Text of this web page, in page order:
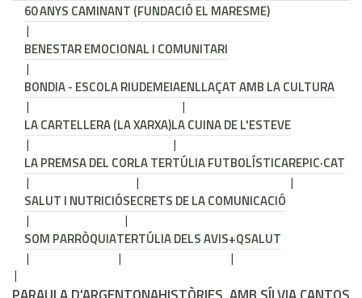
60 ANYS CAMINANT (FUNDACIÓ EL MARESME)
BENESTAR EMOCIONAL I COMUNITARI
BONDIA - ESCOLA RIUDEMEIAENLLAÇAT AMB LA CULTURA
LA CARTELLERA (LA XARXA)LA CUINA DE L'ESTEVE
LA PREMSA DEL CORLA TERTÚLIA FUTBOLÍSTICAREPIC·CAT
SALUT I NUTRICIÓSECRETS DE LA COMUNICACIÓ
SOM PARRÒQUIATERTÚLIA DELS AVIS+QSALUT